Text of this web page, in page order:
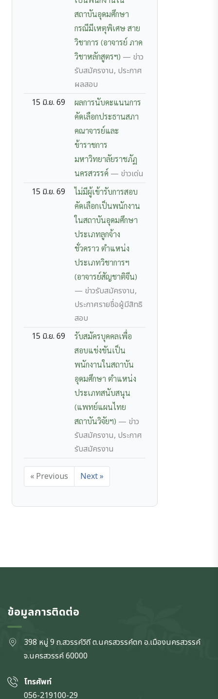
สถาบันอุดมศึกษา
กรณีมีเหตุพิเศษ สาย
วิชาการ (อาจารย์ ภาค
วิชาหลักสูตรฯ) — ข่าว
รับสมัครงาน, ประกาศ
ผลสอบ
15 มิ.ย. 69
ผลการนับคะแนนการ
คัดเลือกประธานสภา
คณาจารย์และ
ข้าราชการ
มหาวิทยาลัยราชภัฏ
นครสวรรค์ — ข่าวเด่น
15 มิ.ย. 69
ไม่มีผู้เข้ารับการสอบ
คัดเลือกเป็นพนักงาน
ในสถาบันอุดมศึกษา
ประเภทลูกจ้าง
ชั่วคราว ตำแหน่ง
ประเภทวิชาการฯ
(อาจารย์สัญชาติจีน)
— ข่าวรับสมัครงาน,
ประกาศรายชื่อผู้มีสิทธิ
สอบ
15 มิ.ย. 69
รับสมัครบุคคลเพื่อ
สอบแข่งขันเป็น
พนักงานในสถาบัน
อุดมศึกษา ตำแหน่ง
ประเภทสนับสนุน
(แพทย์แผนไทย
สถาบันวิจัยฯ) — ข่าว
รับสมัครงาน, ประกาศ
รับสมัครงาน
« Previous Next »
ข้อมูลการติดต่อ
398 หมู่ 9 ถ.สวรรค์วิถี ต.นครสวรรค์ตก อ.เมืองนครสวรรค์
จ.นครสวรรค์60000
โทรศัพท์
056-219100-29